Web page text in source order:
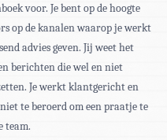
voor. Je bent op de hoogte
op de kanalen waarop je werkt
advies geven. Jij weet het
berichten die wel en niet
Je werkt klantgericht en
te beroerd om een praatje te
team.